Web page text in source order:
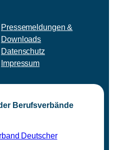
Pressemeldungen &
Downloads
Datenschutz
Impressum
Berufsverbände